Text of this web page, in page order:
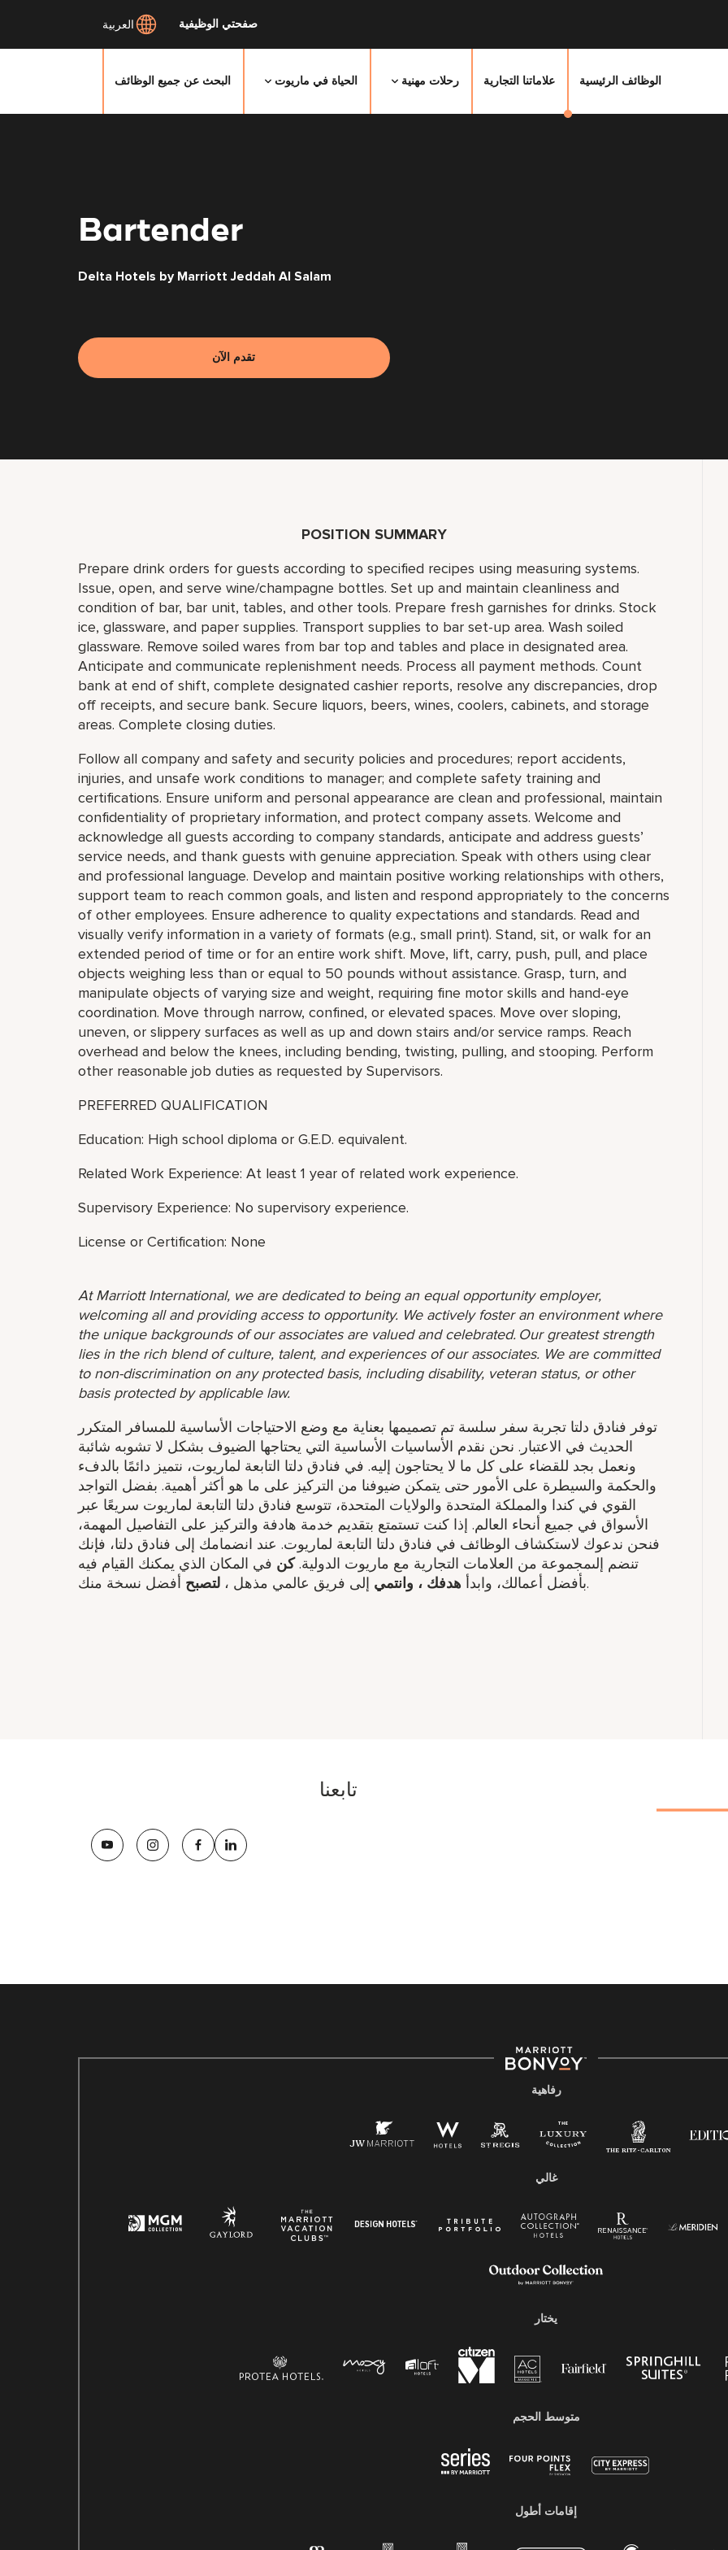
صفحتي الوظيفية العربية
الوظائف الرئيسية علاماتنا التجارية رحلات مهنية الحياة في ماريوت البحث عن جميع الوظائف
Bartender
Delta Hotels by Marriott Jeddah Al Salam
تقدم الآن
POSITION SUMMARY
Prepare drink orders for guests according to specified recipes using measuring systems.
Issue, open, and serve wine/champagne bottles. Set up and maintain cleanliness and
condition of bar, bar unit, tables, and other tools. Prepare fresh garnishes for drinks. Stock
ice, glassware, and paper supplies. Transport supplies to bar set-up area. Wash soiled
glassware. Remove soiled wares from bar top and tables and place in designated area.
Anticipate and communicate replenishment needs. Process all payment methods. Count
bank at end of shift, complete designated cashier reports, resolve any discrepancies, drop
off receipts, and secure bank. Secure liquors, beers, wines, coolers, cabinets, and storage
areas. Complete closing duties.
Follow all company and safety and security policies and procedures; report accidents,
injuries, and unsafe work conditions to manager; and complete safety training and
certifications. Ensure uniform and personal appearance are clean and professional, maintain
confidentiality of proprietary information, and protect company assets. Welcome and
acknowledge all guests according to company standards, anticipate and address guests’
service needs, and thank guests with genuine appreciation. Speak with others using clear
and professional language. Develop and maintain positive working relationships with others,
support team to reach common goals, and listen and respond appropriately to the concerns
of other employees. Ensure adherence to quality expectations and standards. Read and
visually verify information in a variety of formats (e.g., small print). Stand, sit, or walk for an
extended period of time or for an entire work shift. Move, lift, carry, push, pull, and place
objects weighing less than or equal to 50 pounds without assistance. Grasp, turn, and
manipulate objects of varying size and weight, requiring fine motor skills and hand-eye
coordination. Move through narrow, confined, or elevated spaces. Move over sloping,
uneven, or slippery surfaces as well as up and down stairs and/or service ramps. Reach
overhead and below the knees, including bending, twisting, pulling, and stooping. Perform
other reasonable job duties as requested by Supervisors.
PREFERRED QUALIFICATION
Education: High school diploma or G.E.D. equivalent.
Related Work Experience: At least 1 year of related work experience.
Supervisory Experience: No supervisory experience.
License or Certification: None
At Marriott International, we are dedicated to being an equal opportunity employer,
welcoming all and providing access to opportunity. We actively foster an environment where
the unique backgrounds of our associates are valued and celebrated. Our greatest strength
lies in the rich blend of culture, talent, and experiences of our associates. We are committed
to non-discrimination on any protected basis, including disability, veteran status, or other
basis protected by applicable law.
توفر فنادق دلتا تجربة سفر سلسة تم تصميمها بعناية مع وضع الاحتياجات الأساسية للمسافر المتكرر
الحديث في الاعتبار. نحن نقدم الأساسيات الأساسية التي يحتاجها الضيوف بشكل لا تشوبه شائبة
ونعمل بجد للقضاء على كل ما لا يحتاجون إليه. في فنادق دلتا التابعة لماريوت، نتميز دائمًا بالدفء
والحكمة والسيطرة على الأمور حتى يتمكن ضيوفنا من التركيز على ما هو أكثر أهمية. بفضل التواجد
القوي في كندا والمملكة المتحدة والولايات المتحدة، تتوسع فنادق دلتا التابعة لماريوت سريعًا عبر
الأسواق في جميع أنحاء العالم. إذا كنت تستمتع بتقديم خدمة هادفة والتركيز على التفاصيل المهمة،
فنحن ندعوك لاستكشاف الوظائف في فنادق دلتا التابعة لماريوت. عند انضمامك إلى فنادق دلتا، فإنك
تنضم إلىمجموعة من العلامات التجارية مع ماريوت الدولية.كن في المكان الذي يمكنك القيام فيه
بأفضل أعمالك، وابدأ هدفك ​، وانتمي إلى فريق عالمي مذهل ​، لتصبح أفضل نسخة منك.
تابعنا
رفاهية
غالي
يختار
متوسط ​​الحجم
إقامات أطول